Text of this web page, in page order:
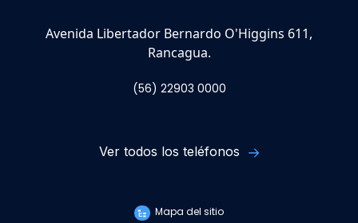
Avenida Libertador Bernardo O'Higgins 611,
Rancagua.
(56) 22903 0000
Ver todos los teléfonos
Mapa del sitio